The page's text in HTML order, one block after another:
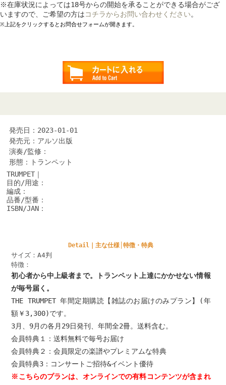
※在庫状況によっては18号からの開始を承ることができる場合がござ
いますので、ご希望の方はコチラからお問い合わせください。
※上記をクリックするとお問合せフォームが開きます。
発売日：2023-01-01
発売元：アルソ出版
演奏/監修：
形態：トランペット
TRUMPET｜
目的/用途：
編成：
品番/型番：
ISBN/JAN：
Detail｜主な仕様│特徴・特典
サイズ：A4判
特徴：
初心者から中上級者まで。トランペット上達にかかせない情報
が毎号届く。
THE TRUMPET 年間定期購読【雑誌のお届けのみプラン】(年
額￥3,300)です。
3月、9月の各月29日発刊、年間全2冊。送料含む。
会員特典１：送料無料で毎号お届け
会員特典２：会員限定の楽譜やプレミアムな特典
会員特典3：コンサートご招待&イベント優待
※こちらのプランは、オンラインでの有料コンテンツが含まれ